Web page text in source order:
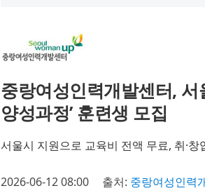
중랑여성인력개발센터, 서
양성과정’ 훈련생 모집
서울시 지원으로 교육비 전액 무료, 취·창
2026-06-12 08:00 출처: 중랑여성인력